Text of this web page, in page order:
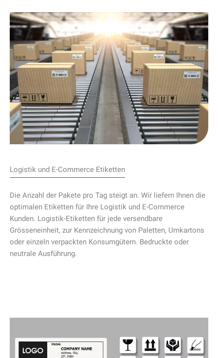
Logistik und E-Commerce Etiketten
Die Anzahl der Pakete pro Tag steigt an. Wir liefern Ihnen die
optimalen Etiketten für Ihre Logistik und E-Commerce
Kunden. Logistik­-Etiketten für jede versendbare
Grösseneinheit, zur Kennzeichnung von Paletten, Umkartons
oder einzeln verpackten Konsumgütern. Bedruckte oder
neutrale Ausführung.